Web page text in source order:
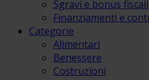
Sgravi e bonus fiscali
Finanziamenti e
Categorie
Alimentari
Benessere
Costruzioni